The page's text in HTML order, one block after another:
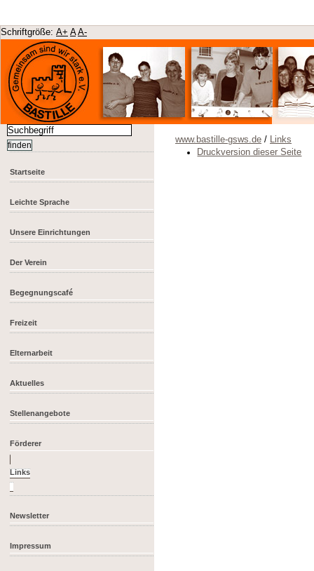
Schriftgröße: A+ A A-
Startseite
Leichte Sprache
Unsere Einrichtungen
Der Verein
Begegnungscafé
Freizeit
Elternarbeit
Aktuelles
Stellenangebote
Förderer
Newsletter
Impressum
www.bastille-gsws.de / Links
Druckversion dieser Seite